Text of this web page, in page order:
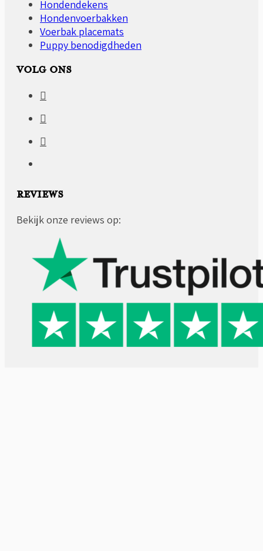
Hondendekens
Hondenvoerbakken
Voerbak placemats
Puppy benodigdheden
VOLG ONS
REVIEWS
Bekijk onze reviews op: